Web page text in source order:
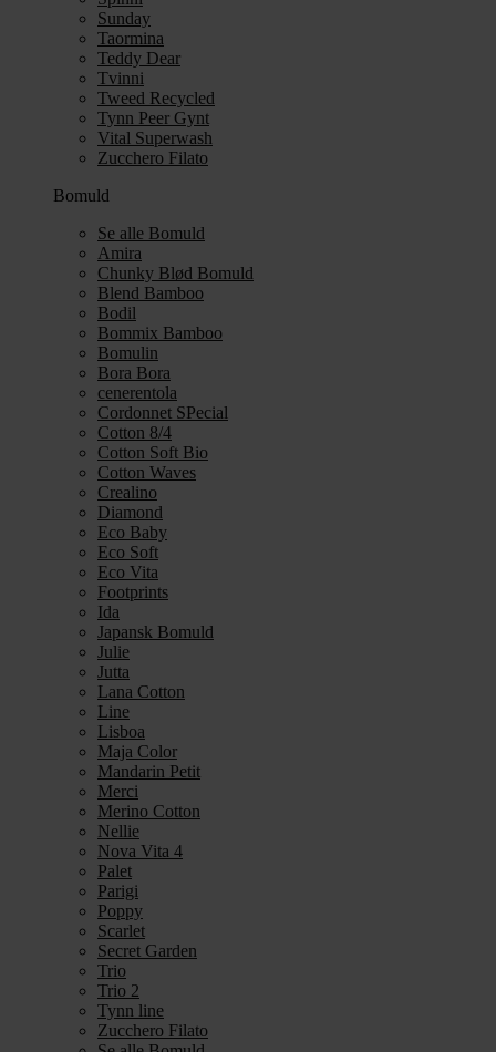
Sunday
Taormina
Teddy Dear
Tvinni
Tweed Recycled
Tynn Peer Gynt
Vital Superwash
Zucchero Filato
Bomuld
Se alle Bomuld
Amira
Chunky Blød Bomuld
Blend Bamboo
Bodil
Bommix Bamboo
Bomulin
Bora Bora
cenerentola
Cordonnet SPecial
Cotton 8/4
Cotton Soft Bio
Cotton Waves
Crealino
Diamond
Eco Baby
Eco Soft
Eco Vita
Footprints
Ida
Japansk Bomuld
Julie
Jutta
Lana Cotton
Line
Lisboa
Maja Color
Mandarin Petit
Merci
Merino Cotton
Nellie
Nova Vita 4
Palet
Parigi
Poppy
Scarlet
Secret Garden
Trio
Trio 2
Tynn line
Zucchero Filato